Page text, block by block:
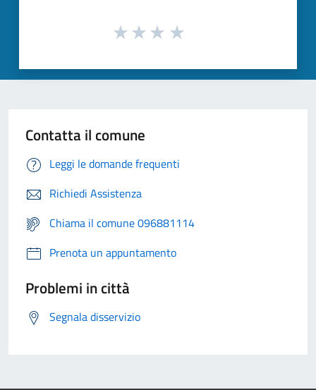
Contatta il comune
Leggi le domande frequenti
Richiedi Assistenza
Chiama il comune 096881114
Prenota un appuntamento
Problemi in città
Segnala disservizio